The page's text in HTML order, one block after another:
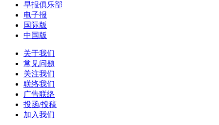
早报俱乐部
电子报
国际版
中国版
关于我们
常见问题
关注我们
联络我们
广告联络
投函/投稿
加入我们